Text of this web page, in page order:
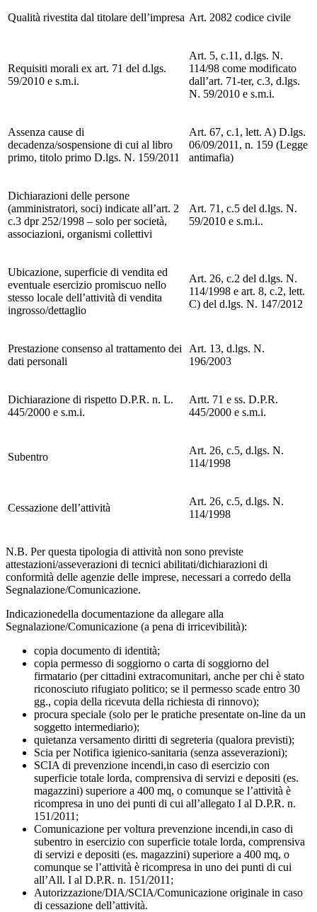
Qualità rivestita dal titolare dell’impresa Art. 2082 codice civile
Requisiti morali ex art. 71 del d.lgs.
59/2010 e s.m.i.
Art. 5, c.11, d.lgs. N.
114/98 come modificato
dall’art. 71-ter, c.3, d.lgs.
N. 59/2010 e s.m.i.
Assenza cause di
decadenza/sospensione di cui al libro
primo, titolo primo D.lgs. N. 159/2011
Art. 67, c.1, lett. A) D.lgs.
06/09/2011, n. 159 (Legge
antimafia)
Dichiarazioni delle persone
(amministratori, soci) indicate all’art. 2
c.3 dpr 252/1998 – solo per società,
associazioni, organismi collettivi
Art. 71, c.5 del d.lgs. N.
59/2010 e s.m.i..
Ubicazione, superficie di vendita ed
eventuale esercizio promiscuo nello
stesso locale dell’attività di vendita
ingrosso/dettaglio
Art. 26, c.2 del d.lgs. N.
114/1998 e art. 8, c.2, lett.
C) del d.lgs. N. 147/2012
Prestazione consenso al trattamento dei
dati personali
Art. 13, d.lgs. N.
196/2003
Dichiarazione di rispetto D.P.R. n. L.
445/2000 e s.m.i.
Artt. 71 e ss. D.P.R.
445/2000 e s.m.i.
Subentro
Art. 26, c.5, d.lgs. N.
114/1998
Cessazione dell’attività
Art. 26, c.5, d.lgs. N.
114/1998
N.B. Per questa tipologia di attività non sono previste
attestazioni/asseverazioni di tecnici abilitati/dichiarazioni di
conformità delle agenzie delle imprese, necessari a corredo della
Segnalazione/Comunicazione.
Indicazionedella documentazione da allegare alla
Segnalazione/Comunicazione (a pena di irricevibilità):
copia documento di identità;
copia permesso di soggiorno o carta di soggiorno del
firmatario (per cittadini extracomunitari, anche per chi è stato
riconosciuto rifugiato politico; se il permesso scade entro 30
gg., copia della ricevuta della richiesta di rinnovo);
procura speciale (solo per le pratiche presentate on-line da un
soggetto intermediario);
quietanza versamento diritti di segreteria (qualora previsti);
Scia per Notifica igienico-sanitaria (senza asseverazioni);
SCIA di prevenzione incendi,in caso di esercizio con
superficie totale lorda, comprensiva di servizi e depositi (es.
magazzini) superiore a 400 mq, o comunque se l’attività è
ricompresa in uno dei punti di cui all’allegato I al D.P.R. n.
151/2011;
Comunicazione per voltura prevenzione incendi,in caso di
subentro in esercizio con superficie totale lorda, comprensiva
di servizi e depositi (es. magazzini) superiore a 400 mq, o
comunque se l’attività è ricompresa in uno dei punti di cui
all’All. I al D.P.R. n. 151/2011;
Autorizzazione/DIA/SCIA/Comunicazione originale in caso
di cessazione dell’attività.